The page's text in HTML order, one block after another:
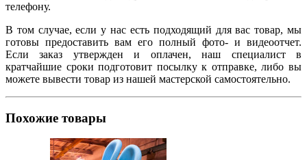
телефону.
В том случае, если у нас есть подходящий для вас товар, мы
готовы предоставить вам его полный фото- и видеоотчет.
Если заказ утвержден и оплачен, наш специалист в
кратчайшие сроки подготовит посылку к отправке, либо вы
можете вывести товар из нашей мастерской самостоятельно.
Похожие товары